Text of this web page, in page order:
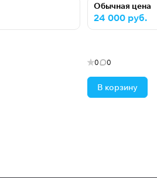
Обычная цена
24 000 руб.
0 0
В корзину